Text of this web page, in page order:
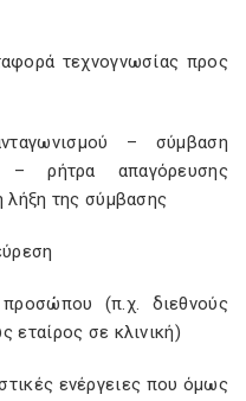
τεχνογνωσίας προς
– σύμβαση
– ρήτρα απαγόρευσης
λήξη της σύμβασης
(π.χ. διεθνούς
εταίρος σε κλινική)
ενέργειες που όμως